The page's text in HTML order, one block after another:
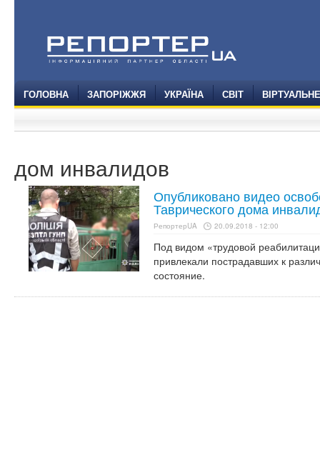
ГОЛОВНА ЗАПОРІЖЖЯ УКРАЇНА СВІТ
дом инвалидов
Опубликовано видео
Таврического дома
РепортерUA 20.09.2018 - 12:00
Под видом «трудовой
привлекали пострадавших к
состояние.